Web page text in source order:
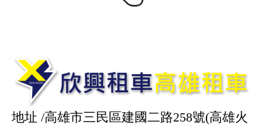
地址 /高雄市三民區建國二路258號(高雄火